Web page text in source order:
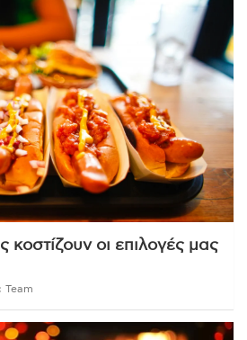
κοστίζουν οι επιλογές μας
Team